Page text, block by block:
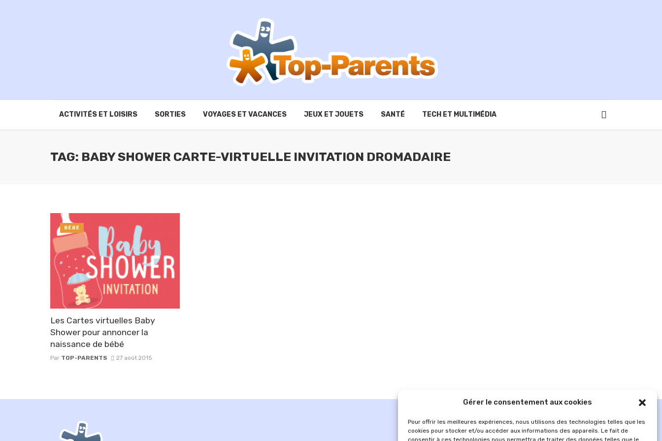
Gérer le consentement aux cookies
Pour offrir les meilleures expériences, nous utilisons des technologies telles que les
cookies pour stocker et/ou accéder aux informations des appareils. Le fait de
consentir à ces technologies nous permettra de traiter des données telles que le
ACTIVITÉS ET LOISIRS SORTIES VOYAGES ET VACANCES JEUX ET JOUETS SANTÉ TECH ET MULTIMÉDIA
TAG: BABY SHOWER CARTE-VIRTUELLE INVITATION DROMADAIRE
Les Cartes virtuelles Baby
Shower pour annoncer la
naissance de bébé
Par TOP-PARENTS 27 août 2015
BÉBÉ